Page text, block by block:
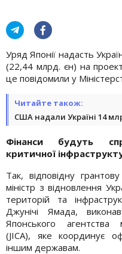
Уряд Японії надасть
(22,44 млрд. єн) на
це повідомили у
Читайте також:
США надали Україні 14
Фінанси будуть
критичної
Так, відповідну
міністр з відновлення
територій та
Джунічі Ямада,
Японського агентства
(JICA), яке координує
іншим державам.